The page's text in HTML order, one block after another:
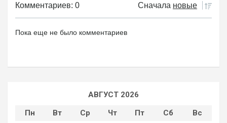
Комментариев: 0 Сначала новые
Пока еще не было комментариев
АВГУСТ 2026
Пн
Вт Ср Чт Пт Сб
Вс